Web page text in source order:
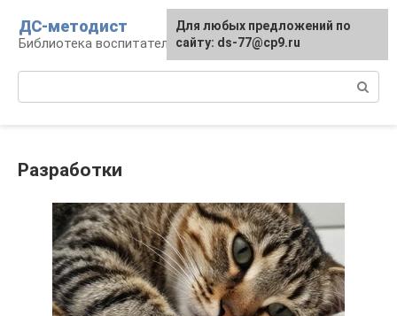
контенту
ДС-методист
Библиотека воспитателя
Разработки
Для любых предложений по
сайту: ds-77@cp9.ru